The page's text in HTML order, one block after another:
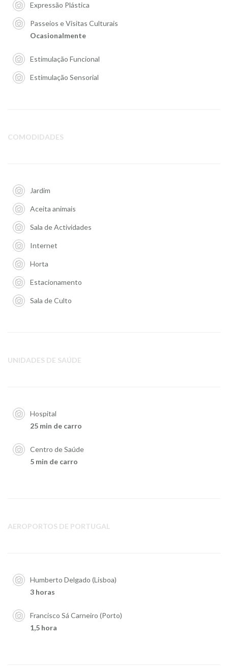
Expressão Plástica
Passeios e Visitas Culturais
Ocasionalmente
Estimulação Funcional
Estimulação Sensorial
COMODIDADES
Jardim
Aceita animais
Sala de Actividades
Internet
Horta
Estacionamento
Sala de Culto
UNIDADES DE SAÚDE
Hospital
25 min de carro
Centro de Saúde
5 min de carro
AEROPORTOS DE PORTUGAL
Humberto Delgado (Lisboa)
3 horas
Francisco Sá Carneiro (Porto)
1,5 hora